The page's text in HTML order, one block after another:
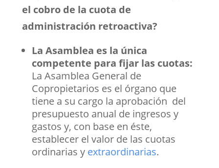
el cobro de la cuota de
administración retroactiva?
La Asamblea es la única
competente para fijar las cuotas:
La Asamblea General de
Copropietarios es el órgano que
tiene a su cargo la aprobación del
presupuesto anual de ingresos y
gastos y, con base en éste,
establecer el valor de las cuotas
ordinarias y extraordinarias.